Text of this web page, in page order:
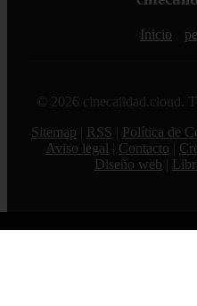
Inicio
© 2026 cinecalidad.cloud.
Sitemap
RSS Política de
Aviso legal
Contacto
Diseño web